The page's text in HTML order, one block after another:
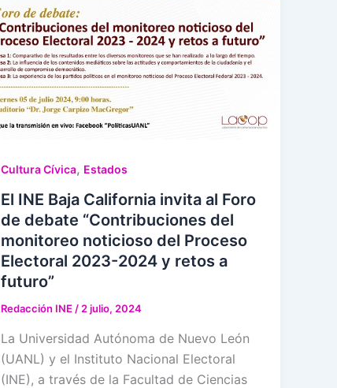
Cultura Cívica, Estados
El INE Baja California invita al Foro
de debate “Contribuciones del
monitoreo noticioso del Proceso
Electoral 2023-2024 y retos a
futuro”
Redacción INE / 2 julio, 2024
La Universidad Autónoma de Nuevo León
(UANL) y el Instituto Nacional Electoral
(INE), a través de la Facultad de Ciencias